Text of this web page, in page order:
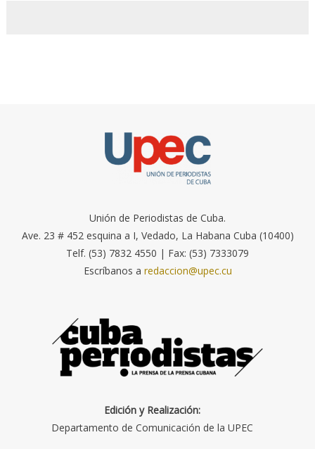
Unión de Periodistas de Cuba.
Ave. 23 # 452 esquina a I, Vedado, La Habana Cuba (10400)
Telf. (53) 7832 4550 | Fax: (53) 7333079
Escríbanos a redaccion@upec.cu
Edición y Realización:
Departamento de Comunicación de la UPEC